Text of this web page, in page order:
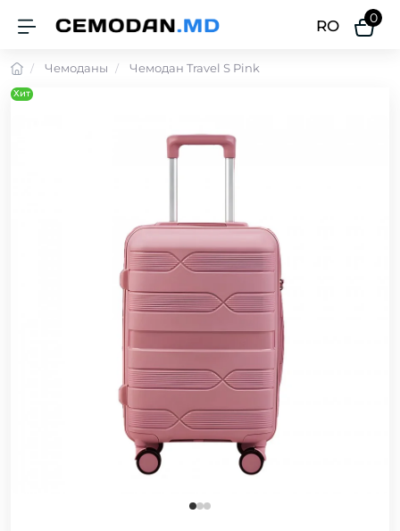
RO 0
Чемоданы Чемодан Travel S Pink
Хит